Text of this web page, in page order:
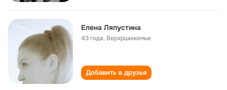
Елена Ляпустина
43 года, Верхршижемье
Добавить в друзья